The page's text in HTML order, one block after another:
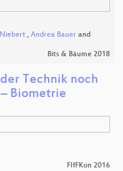
, Andrea Bauer and
Bits & Bäume 2018
Technik noch
Biometrie
FIfFKon 2016